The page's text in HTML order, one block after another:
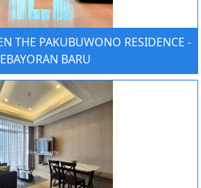
THE PAKUBUWONO RESIDENCE -
BARU